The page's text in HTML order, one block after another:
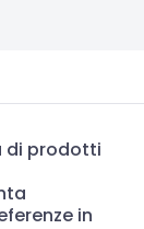
di prodotti
in